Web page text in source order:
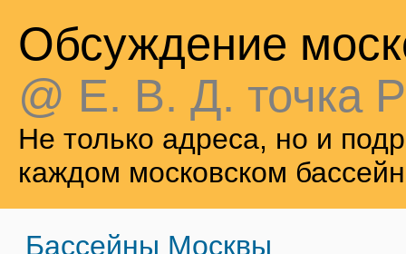
Обсуждение
@ Е. В. Д. точка
Не только адреса, но и
каждом московском
Бассейны Москвы